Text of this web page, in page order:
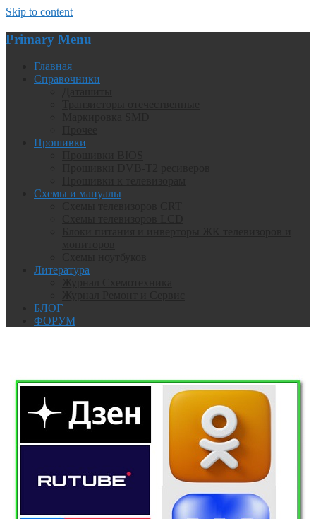
Skip to content
Primary Menu
Главная
Справочники
Прошивки
Схемы и мануалы
Литература
БЛОГ
ФОРУМ